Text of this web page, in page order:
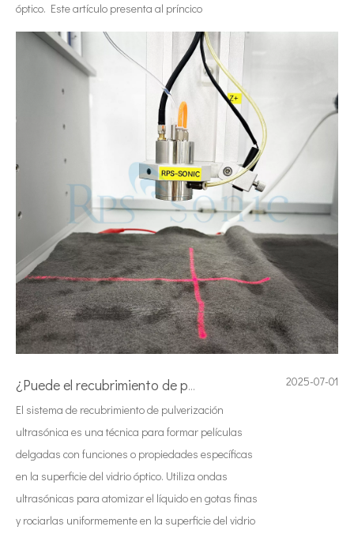
óptico. Este artículo presenta al príncico
¿Puede el recubrimiento de pulverización ultrasónico utilizado en el sistema PEM Electrolyzer?
El sistema de recubrimiento de pulverización
ultrasónica es una técnica para formar películas
delgadas con funciones o propiedades específicas
en la superficie del vidrio óptico. Utiliza ondas
ultrasónicas para atomizar el líquido en gotas finas
y rociarlas uniformemente en la superficie del vidrio
2025-07-01